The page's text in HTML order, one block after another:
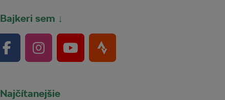
Bajkeri sem ↓
Najčítanejšie